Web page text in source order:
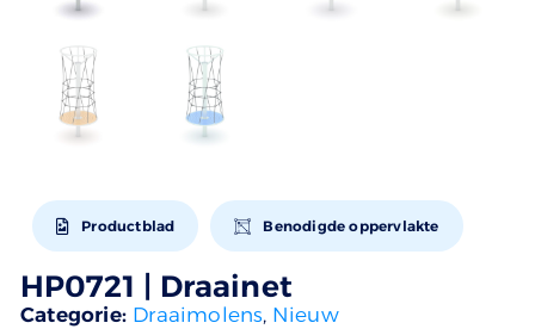
Productblad Benodigde oppervlakte
HP0721 | Draainet
Categorie: Draaimolens, Nieuw